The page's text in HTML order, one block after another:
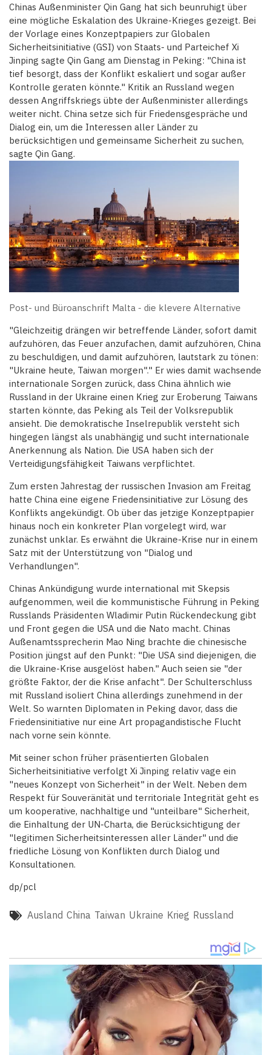
Chinas Außenminister Qin Gang hat sich beunruhigt über
eine mögliche Eskalation des Ukraine-Krieges gezeigt. Bei
der Vorlage eines Konzeptpapiers zur Globalen
Sicherheitsinitiative (GSI) von Staats- und Parteichef Xi
Jinping sagte Qin Gang am Dienstag in Peking: "China ist
tief besorgt, dass der Konflikt eskaliert und sogar außer
Kontrolle geraten könnte." Kritik an Russland wegen
dessen Angriffskriegs übte der Außenminister allerdings
weiter nicht. China setze sich für Friedensgespräche und
Dialog ein, um die Interessen aller Länder zu
berücksichtigen und gemeinsame Sicherheit zu suchen,
sagte Qin Gang.
Post- und Büroanschrift Malta - die klevere Alternative
"Gleichzeitig drängen wir betreffende Länder, sofort damit
aufzuhören, das Feuer anzufachen, damit aufzuhören, China
zu beschuldigen, und damit aufzuhören, lautstark zu tönen:
"Ukraine heute, Taiwan morgen"." Er wies damit wachsende
internationale Sorgen zurück, dass China ähnlich wie
Russland in der Ukraine einen Krieg zur Eroberung Taiwans
starten könnte, das Peking als Teil der Volksrepublik
ansieht. Die demokratische Inselrepublik versteht sich
hingegen längst als unabhängig und sucht internationale
Anerkennung als Nation. Die USA haben sich der
Verteidigungsfähigkeit Taiwans verpflichtet.
Zum ersten Jahrestag der russischen Invasion am Freitag
hatte China eine eigene Friedensinitiative zur Lösung des
Konflikts angekündigt. Ob über das jetzige Konzeptpapier
hinaus noch ein konkreter Plan vorgelegt wird, war
zunächst unklar. Es erwähnt die Ukraine-Krise nur in einem
Satz mit der Unterstützung von "Dialog und
Verhandlungen".
Chinas Ankündigung wurde international mit Skepsis
aufgenommen, weil die kommunistische Führung in Peking
Russlands Präsidenten Wladimir Putin Rückendeckung gibt
und Front gegen die USA und die Nato macht. Chinas
Außenamtssprecherin Mao Ning brachte die chinesische
Position jüngst auf den Punkt: "Die USA sind diejenigen, die
die Ukraine-Krise ausgelöst haben." Auch seien sie "der
größte Faktor, der die Krise anfacht". Der Schulterschluss
mit Russland isoliert China allerdings zunehmend in der
Welt. So warnten Diplomaten in Peking davor, dass die
Friedensinitiative nur eine Art propagandistische Flucht
nach vorne sein könnte.
Mit seiner schon früher präsentierten Globalen
Sicherheitsinitiative verfolgt Xi Jinping relativ vage ein
"neues Konzept von Sicherheit" in der Welt. Neben dem
Respekt für Souveränität und territoriale Integrität geht es
um kooperative, nachhaltige und "unteilbare" Sicherheit,
die Einhaltung der UN-Charta, die Berücksichtigung der
"legitimen Sicherheitsinteressen aller Länder" und die
friedliche Lösung von Konflikten durch Dialog und
Konsultationen.
dp/pcl
Ausland China Taiwan Ukraine Krieg Russland